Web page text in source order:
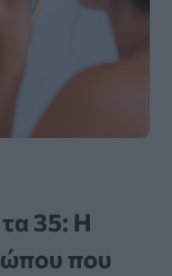
35: Η
που